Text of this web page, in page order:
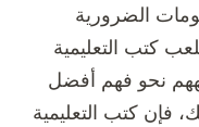
الضرورية
كتب التعليمية
نحو فهم أفضل
فإن كتب التعليمية